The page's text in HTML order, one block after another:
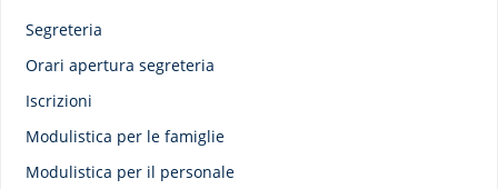
Segreteria
Orari apertura segreteria
Iscrizioni
Modulistica per le famiglie
Modulistica per il personale